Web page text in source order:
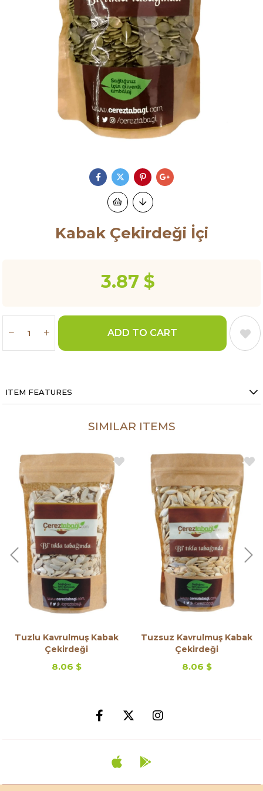
Kabak Çekirdeği İçi
3.87 $
ITEM FEATURES
SIMILAR ITEMS
Tuzlu Kavrulmuş Kabak
Çekirdeği
8.06 $
Tuzsuz Kavrulmuş Kabak
Çekirdeği
8.06 $